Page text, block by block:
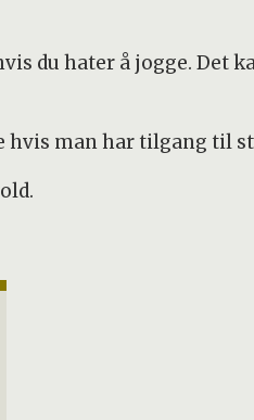
du hater å jogge. Det
hvis man har tilgang til